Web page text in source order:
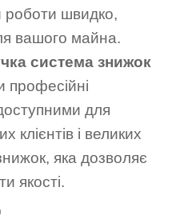
роботи швидко,
вашого майна.
система знижок
для
клієнтів і великих
яка дозволяє
якості.